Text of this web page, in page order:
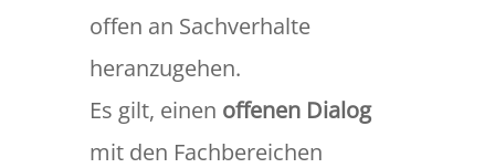
offen an Sachverhalte
heranzugehen.
Es gilt, einen offenen Dialog
mit den Fachbereichen